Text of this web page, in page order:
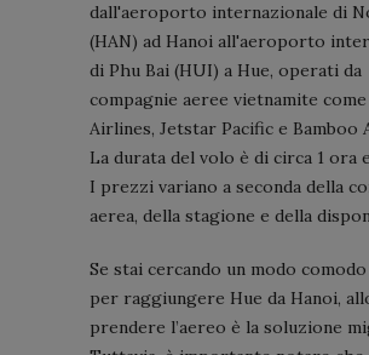
dall'aeroporto internazionale di
(HAN) ad Hanoi all'aeroporto
di Phu Bai (HUI) a Hue, operati da
compagnie aeree vietnamite
Airlines, Jetstar Pacific e Bamboo
La durata del volo è di circa 1 ora
I prezzi variano a seconda della
aerea, della stagione e della
Se stai cercando un modo
per raggiungere Hue da Hanoi,
prendere l’aereo è la soluzione